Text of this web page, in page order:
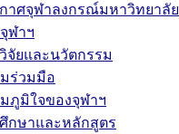
าศจุฬาลงกรณ์มหาวิทยาลัย
ฬาฯ
จัยและนวัตกรรม
ร่วมมือ
ภูมิใจของจุฬาฯ
กษาและหลักสูตร